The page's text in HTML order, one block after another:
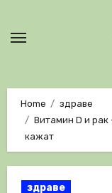
Home
здраве
Витамин D и рак
кажат
здраве